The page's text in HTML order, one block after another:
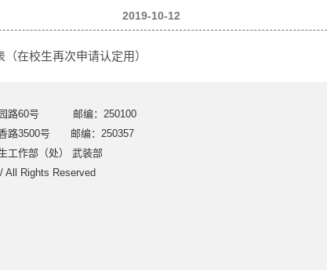
2019-10-12
在校生再次申请认定用）
园路60号 邮编：250100
香路3500号 邮编：250357
工作部（处） 武装部
All Rights Reserved